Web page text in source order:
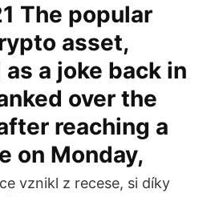
The popular
asset,
a joke back in
over the
reaching a
on Monday,
vznikl z recese, si díky